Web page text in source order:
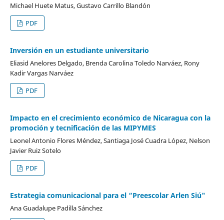
Michael Huete Matus, Gustavo Carrillo Blandón
PDF
Inversión en un estudiante universitario
Eliasid Anelores Delgado, Brenda Carolina Toledo Narváez, Rony
Kadir Vargas Narváez
PDF
Impacto en el crecimiento económico de Nicaragua con la
promoción y tecnificación de las MIPYMES
Leonel Antonio Flores Méndez, Santiaga José Cuadra López, Nelson
Javier Ruiz Sotelo
PDF
Estrategia comunicacional para el “Preescolar Arlen Siú"
Ana Guadalupe Padilla Sánchez